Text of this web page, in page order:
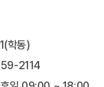
학동)
2114